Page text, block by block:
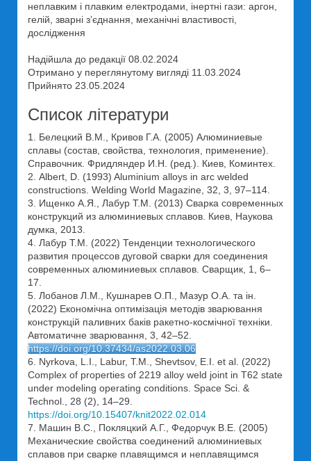
неплавким і плавким електродами, інертні гази: аргон,
гелій, зварні з’єднання, механічні властивості,
доcлідження
Надійшла до редакції 08.02.2024
Отримано у переглянутому вигляді 11.03.2024
Прийнято 23.05.2024
Список літератури
1. Белецкий В.М., Кривов Г.А. (2005) Алюминиевые
сплавы (состав, свойства, технология, применение).
Справочник. Фридляндер И.Н. (ред.). Киев, Коминтех.
2. Albert, D. (1993) Aluminium alloys in arc welded
constructions. Welding World Magazine, 32, 3, 97–114.
3. Ищенко А.Я., Лабур Т.М. (2013) Сварка современных
конструкций из алюминиевых сплавов. Киев, Наукова
думка, 2013.
4. Лабур Т.М. (2022) Тенденции технологического
развития процессов дуговой сварки для соединения
современных алюминиевых сплавов. Сварщик, 1, 6–
17.
5. Лобанов Л.М., Кушнарев О.П., Мазур О.А. та ін.
(2022) Економічна оптимізація методів зварювання
конструкцій паливних баків ракетно-космічної техніки.
Автоматичне зварювання, 3, 42–52.
https://doi.org/10.37434/as2022.03.06
6. Nyrkova, L.I., Labur, T.M., Shevtsov, E.I. et al. (2022)
Complex of properties of 2219 alloy weld joint in T62 state
under modeling operating conditions. Space Sci. &
Technol., 28 (2), 14–29.
https://doi.org/10.15407/knit2022.02.014
7. Машин В.С., Покляцкий А.Г., Федорчук В.Е. (2005)
Механические свойства соединений алюминиевых
сплавов при сварке плавящимся и неплавящимся